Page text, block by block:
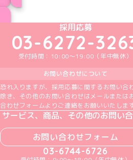
めいどりーみん
めいどりーみ
めいどり
めい
採用応募
03-6272-
受付時間：10:00～19:00（年中無休）
お問い合わせについて
恐れ入りますが、採用応募に関するお問い合
除き、その他のお問い合わせはメールまたは
合わせフォームよりご連絡をお願いいたしま
サービス、商品、その他のお問い
お問い合わせフォーム
03-6744-6726